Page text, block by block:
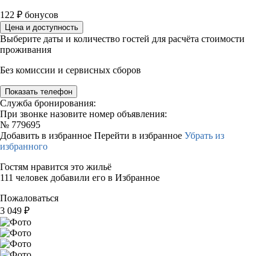
122 ₽ бонусов
Цена и доступность
Выберите даты и количество гостей для расчёта стоимости
проживания
Без комиссии и сервисных сборов
Показать телефон
Служба бронирования:
При звонке назовите номер объявления:
№ 779695
Добавить в избранное Перейти в избранное Убрать из
избранного
Гостям нравится это жильё
111 человек добавили его в Избранное
Пожаловаться
3 049 ₽